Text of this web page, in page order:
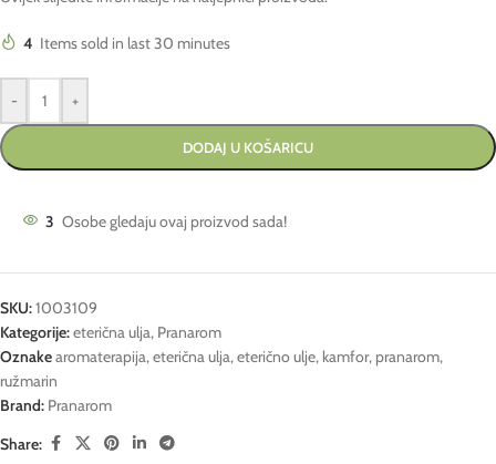
4 Items sold in last 30 minutes
- +
DODAJ U KOŠARICU
3 Osobe gledaju ovaj proizvod sada!
SKU:1003109
Kategorije:eterična ulja, Pranarom
Oznakearomaterapija,eterična ulja,eterično ulje, kamfor, pranarom,
ružmarin
Brand: Pranarom
Share: